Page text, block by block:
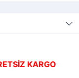
KARGO